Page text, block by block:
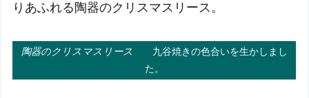
りあふれる陶器のクリスマスリース。
陶器のクリスマスリース
九谷焼きの色合いを生かしまし
た。